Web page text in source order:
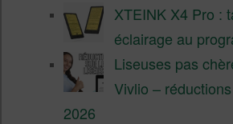
XTEINK X4 Pro :
éclairage au
Liseuses pas
Vivlio –
2026